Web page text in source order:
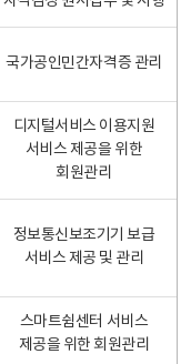
국가공인민간자격증 관리
디지털서비스 이용지원
서비스 제공을 위한
회원관리
정보통신보조기기 보급
서비스 제공 및 관리
스마트쉼센터 서비스
제공을 위한 회원관리